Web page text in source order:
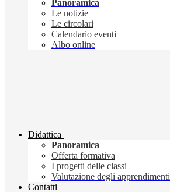
Panoramica
Le notizie
Le circolari
Calendario eventi
Albo online
Didattica
Panoramica
Offerta formativa
I progetti delle classi
Valutazione degli apprendimenti
Contatti